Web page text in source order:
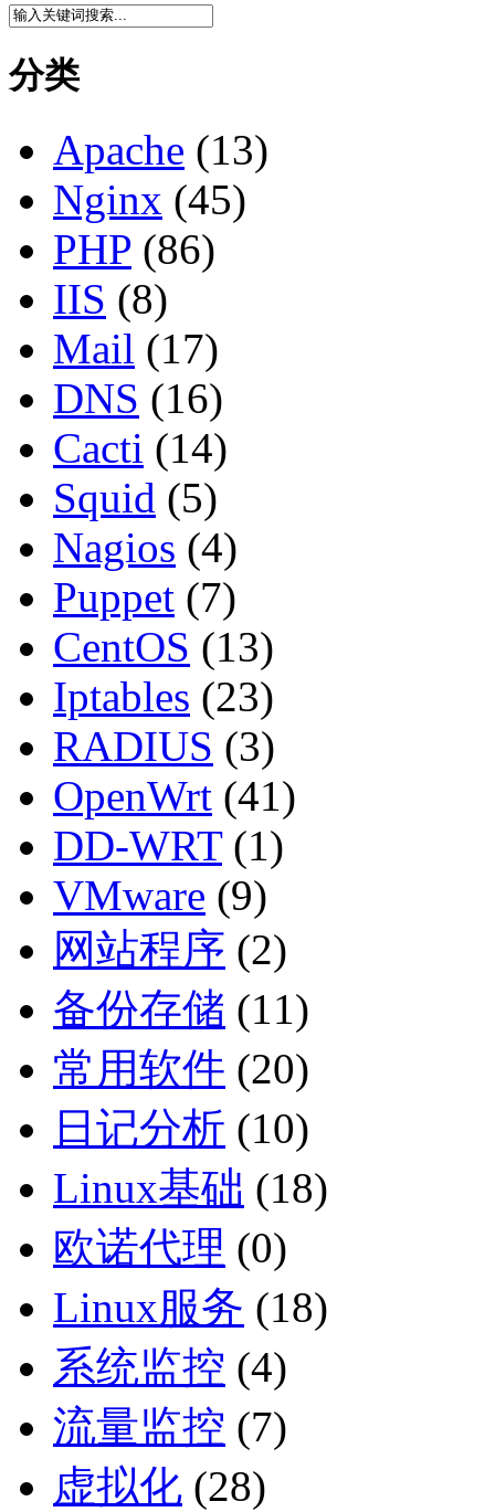
分类
Apache (13)
Nginx (45)
PHP (86)
IIS (8)
Mail (17)
DNS (16)
Cacti (14)
Squid (5)
Nagios (4)
Puppet (7)
CentOS (13)
Iptables (23)
RADIUS (3)
OpenWrt (41)
DD-WRT(1)
VMware (9)
网站程序 (2)
备份存储 (11)
常用软件 (20)
日记分析 (10)
Linux基础 (18)
欧诺代理 (0)
Linux服务 (18)
系统监控 (4)
流量监控 (7)
虚拟化 (28)